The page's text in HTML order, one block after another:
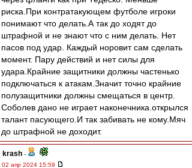
риска.При контратакующем футболе игроки
понимают что делать.А так до ходят до
штрафной и не знают что с ним делать. Нет
пасов под удар. Каждый норовит сам сделать
момент. Пару действий и нет силы для
удара.Крайние защитники должны частенько
подключаться к атакам.Значит точно крайние
полузащитники должны смещаться в центр.
Соболев дано не играет наконечника.открылся
талант пасующего.И так забивать не кому.Мяч
до штрафной не доходит.
krash -
02 апр 2024 15:59